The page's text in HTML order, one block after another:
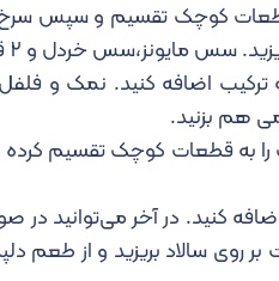
قطعات کوچک تقسیم و سپس سرخ
اضافه کنید. نمک و فلفل
هم بزنید.
به قطعات کوچک تقسیم کرده
کنید. در آخر می‌توانید در
بر روی سالاد بریزید و از طعم